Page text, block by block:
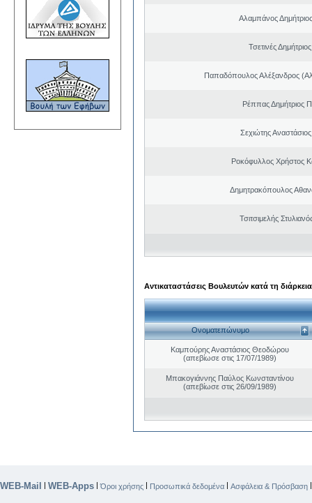
Αλαμπάνος
Τσετινές
Παπαδόπουλος Αλέξανδρος
Ρέππας Δημήτριος
Σεχιώτης Αναστάσιος
Ροκόφυλλος Χρήστος
Δημητρακόπουλος
Τσιτσιμελής
Αντικαταστάσεις Βουλευτών κατά τη
Ονοματεπώνυμο
Καμπούρης Αναστάσιος Θεοδώρου
(απεβίωσε στις 17/07/1989)
Μπακογιάννης Παύλος Κωνσταντίνου
(απεβίωσε στις 26/09/1989)
WEB-Mail | WEB-Apps |Όροι χρήσης | Προσωπικά δεδομένα | Ασφάλεια & Πρόσβαση